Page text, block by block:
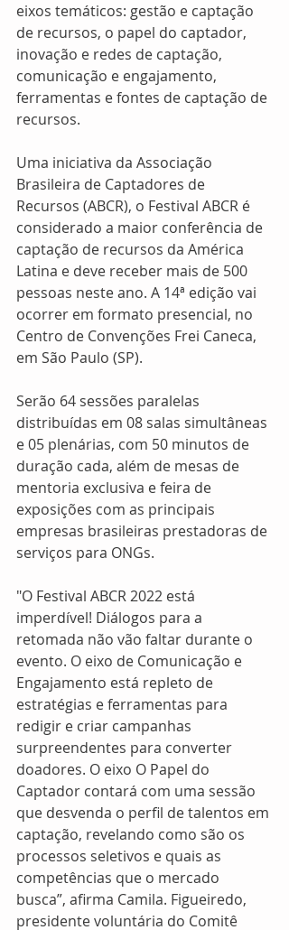
eixos temáticos: gestão e captação
de recursos, o papel do captador,
inovação e redes de captação,
comunicação e engajamento,
ferramentas e fontes de captação de
recursos.
Uma iniciativa da Associação
Brasileira de Captadores de
Recursos (ABCR), o Festival ABCR é
considerado a maior conferência de
captação de recursos da América
Latina e deve receber mais de 500
pessoas neste ano. A 14ª edição vai
ocorrer em formato presencial, no
Centro de Convenções Frei Caneca,
em São Paulo (SP).
Serão 64 sessões paralelas
distribuídas em 08 salas simultâneas
e 05 plenárias, com 50 minutos de
duração cada, além de mesas de
mentoria exclusiva e feira de
exposições com as principais
empresas brasileiras prestadoras de
serviços para ONGs.
"O Festival ABCR 2022 está
imperdível! Diálogos para a
retomada não vão faltar durante o
evento. O eixo de Comunicação e
Engajamento está repleto de
estratégias e ferramentas para
redigir e criar campanhas
surpreendentes para converter
doadores. O eixo O Papel do
Captador contará com uma sessão
que desvenda o perfil de talentos em
captação, revelando como são os
processos seletivos e quais as
competências que o mercado
busca”, afirma Camila. Figueiredo,
presidente voluntária do Comitê